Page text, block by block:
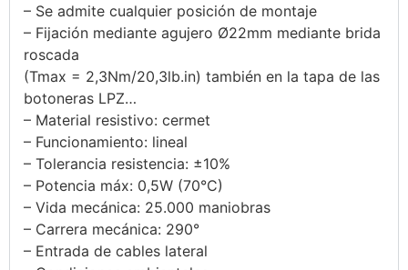
– Se admite cualquier posición de montaje
– Fijación mediante agujero Ø22mm mediante brida
roscada
(Tmax = 2,3Nm/20,3lb.in) también en la tapa de las
botoneras LPZ…
– Material resistivo: cermet
– Funcionamiento: lineal
– Tolerancia resistencia: ±10%
– Potencia máx: 0,5W (70°C)
– Vida mecánica: 25.000 maniobras
– Carrera mecánica: 290°
– Entrada de cables lateral